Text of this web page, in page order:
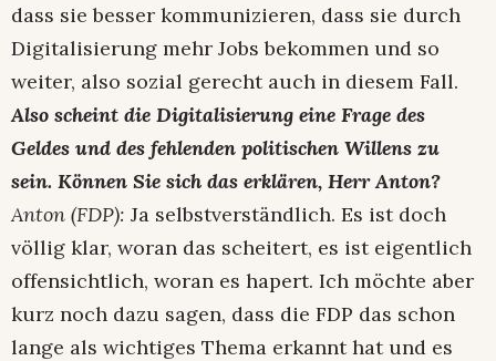
dass sie besser kommunizieren, dass sie durch
Digitalisierung mehr Jobs bekommen und so
weiter, also sozial gerecht auch in diesem Fall.
Also scheint die Digitalisierung eine Frage des
Geldes und des fehlenden politischen Willens zu
sein. Können Sie sich das erklären, Herr Anton?
Anton (FDP): Ja selbstverständlich. Es ist doch
völlig klar, woran das scheitert, es ist eigentlich
offensichtlich, woran es hapert. Ich möchte aber
kurz noch dazu sagen, dass die FDP das schon
lange als wichtiges Thema erkannt hat und es